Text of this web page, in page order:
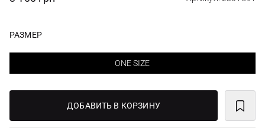
РАЗМЕР
ONE SIZE
ДОБАВИТЬ В КОРЗИНУ